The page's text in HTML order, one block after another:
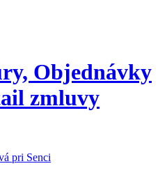
Objednávky
zmluvy